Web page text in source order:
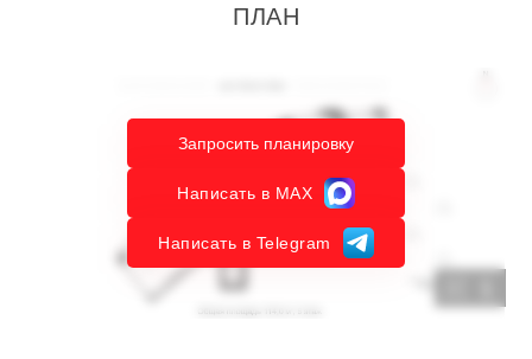
ПЛАН
Запросить планировку
Написать в MAX
Написать в Telegram